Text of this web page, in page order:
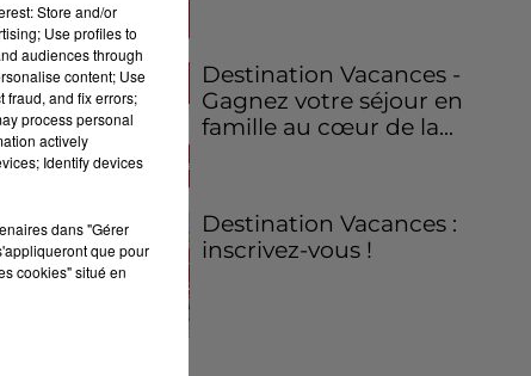
Destination Vacances -
Gagnez votre séjour en
famille au cœur de la...
Destination Vacances :
inscrivez-vous !
Store and/or
Use profiles to
audiences through
content; Use
fraud, and fix errors;
process personal
actively
Identify devices
dans "Gérer
que pour
cookies" situé en